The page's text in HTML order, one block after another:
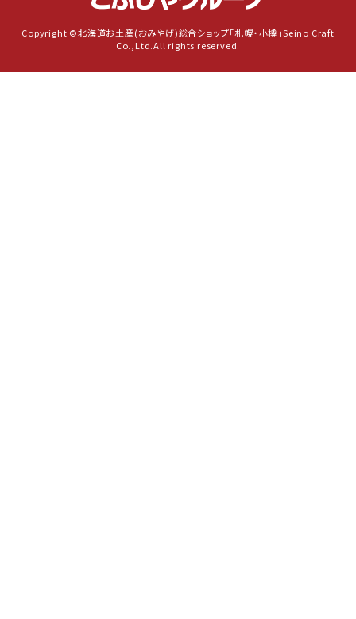
Copyright ©北海道お土産(おみやげ)総合ショップ「札幌・小樽」Seino Craft
Co.,Ltd.All rights reserved.